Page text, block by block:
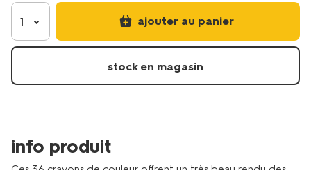
aux-
couleurs-
60720062.html
1 ajouter au panier
stock en magasin
info produit